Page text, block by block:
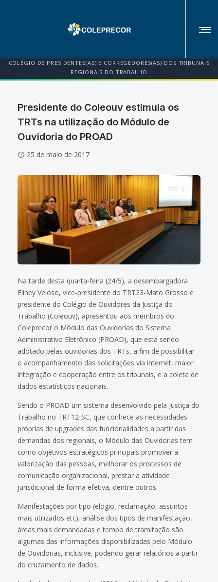
COLÉGIO DE PRESIDENTES(AS) E CORREGEDORES(AS) DOS TRIBUNAIS
REGIONAIS DO TRABALHO
Presidente do Coleouv estimula os
TRTs na utilização do Módulo de
Ouvidoria do PROAD
25 de maio de 2017
Na tarde desta quarta-feira (24/5), a desembargadora
Eliney Veloso, vice-presidente do TRT23-Mato Grosso e
presidente do Colégio de Ouvidores da Justiça do
Trabalho (Coleouv), apresentou aos membros do
Coleprecor o Módulo das Ouvidorias do Sistema
Administrativo Eletrônico (PROAD), que está sendo
adotado pelas ouvidorias dos TRTs, a fim de possibilitar
o acompanhamento das solicitações via internet, maior
integração e cooperação entre os tribunais, e a coleta de
dados estatísticos nacionais.
Sendo o PROAD um sistema desenvolvido pela Justiça do
Trabalho no TRT12-SC, que conhece as necessidades
próprias de upgrades das funcionalidades a partir das
demandas dos regionais, o Módulo das Ouvidorias tem
como objetivos estratégicos principais promover a
valorização das pessoas, melhorar os processos de
comunicação organizacional, prestar a atividade
jurisdicional de forma efetiva, dentre outros.
Manifestações por tipo (elogio, reclamação, assuntos
mais utilizados etc), análise dos tipos de manifestação,
áreas mais demandadas e tempo de tramitação são
algumas das informações disponibilizadas pelo Módulo
de Ouvidorias, inclusive, podendo gerar relatórios a partir
do cruzamento de dados.